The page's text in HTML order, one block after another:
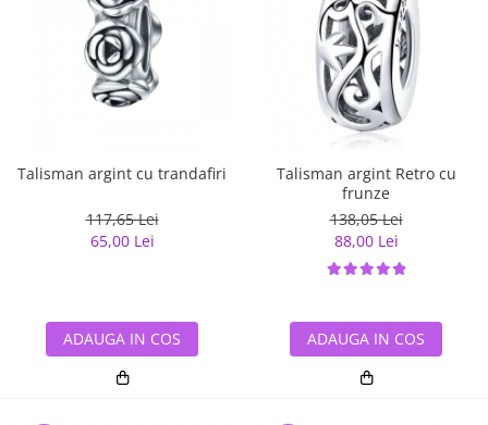
Talisman argint cu trandafiri
117,65 Lei
65,00 Lei
ADAUGA IN COS
Talisman argint Retro cu
frunze
138,05 Lei
88,00 Lei
ADAUGA IN COS